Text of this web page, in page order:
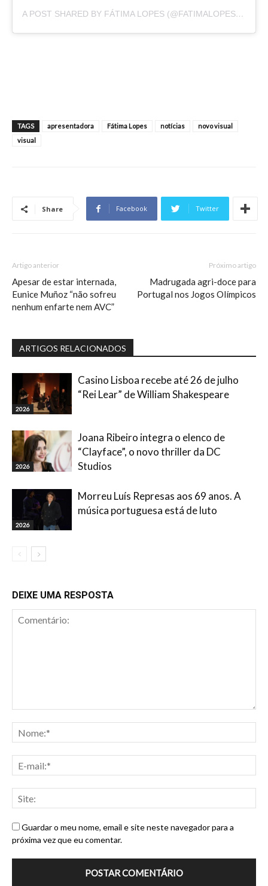
A POST SHARED BY FÁTIMA LOPES (@FATIMALOPESOFICIAL)
TAGS apresentadora Fátima Lopes notícias
novo visual
visual
Share Facebook Twitter
Artigo anterior
Apesar de estar internada,
Eunice Muñoz “não sofreu
nenhum enfarte nem AVC”
Próximo artigo
Madrugada agri-doce para
Portugal nos Jogos Olímpicos
ARTIGOS RELACIONADOS
2026
Casino Lisboa recebe até 26 de julho
“Rei Lear” de William Shakespeare
2026
Joana Ribeiro integra o elenco de
“Clayface”, o novo thriller da DC
Studios
2026
Morreu Luís Represas aos 69 anos. A
música portuguesa está de luto
DEIXE UMA RESPOSTA
Guardar o meu nome, email e site neste navegador para a
próxima vez que eu comentar.